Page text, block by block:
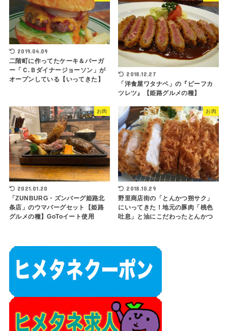
2019.04.09
二階町に作ってたケーキ＆バーガ
ー「Ｃ.Ｂダイナージョーソン」が
オープンしている【いってきた】
2018.12.27
「洋食屋ワタナベ」の『ビーフカ
ツレツ』【姫路グルメの種】
お肉
2021.01.20
「ZUNBURG・ズンバーグ姫路北
条店」のウマバーグセット【姫路
グルメの種】GoToイート使用
お肉
2018.10.29
野里商店街の「とんかつ朔サク」
にいってきた！地元の豚肉「桃色
吐息」と油にこだわったとんかつ